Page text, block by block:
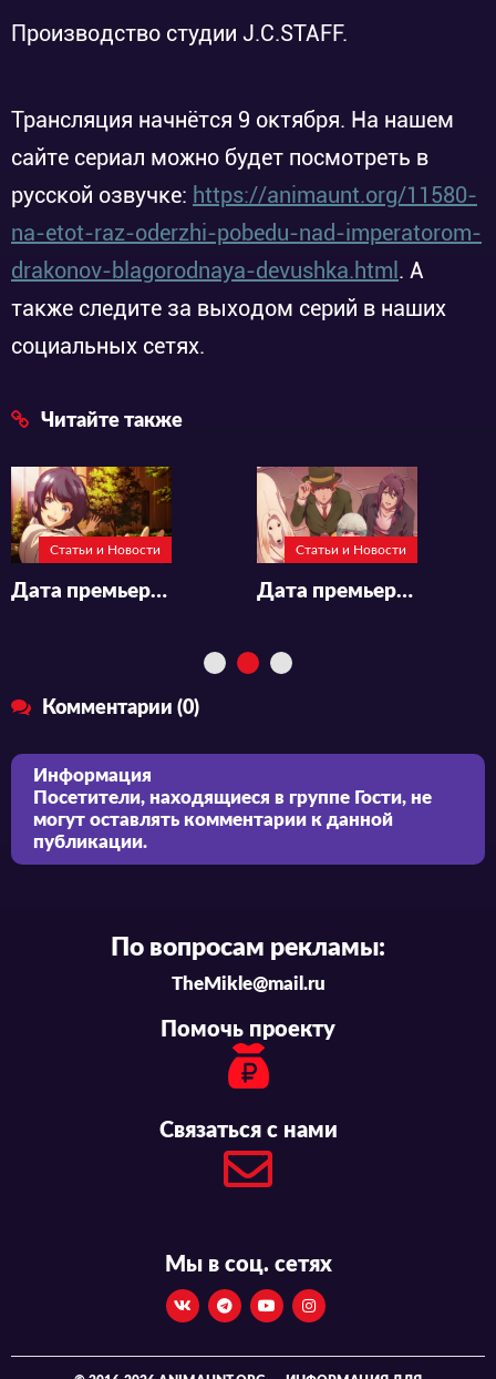
Производство студии J.C.STAFF.
Трансляция начнётся 9 октября. На нашем
сайте сериал можно будет посмотреть в
русской озвучке: https://animaunt.org/11580-
na-etot-raz-oderzhi-pobedu-nad-imperatorom-
drakonov-blagorodnaya-devushka.html . А
также следите за выходом серий в наших
социальных сетях.
Читайте также
Статьи и Новости
Дата премьеры и новый трейлер продолжения аниме «Jaku-Chara Tomozaki-kun»
Статьи и Новости
Дата премьеры и новый трейлер аниме «Gekkan Mousou Kagaku»
Комментарии (0)
Информация
Посетители, находящиеся в группе Гости, не
могут оставлять комментарии к данной
публикации.
По вопросам рекламы:
TheMikle@mail.ru
Помочь проекту
Связаться с нами
Мы в соц. сетях